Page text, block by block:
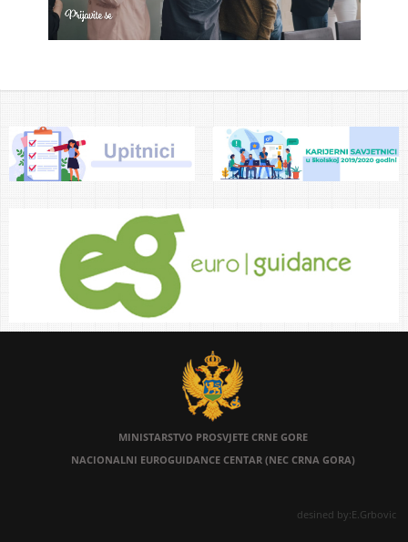
MINISTARSTVO PROSVJETE CRNE GORE
NACIONALNI EUROGUIDANCE CENTAR (NEC CRNA GORA)
desined by:E.Grbovic